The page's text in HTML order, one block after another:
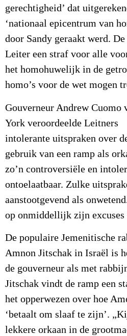
gerechtigheid’ dat
‘nationaal epicentrum van
door Sandy geraakt werd.
Leiter een straf voor alle
het homohuwelijk in de
homo’s voor de wet mogen
Gouverneur Andrew Cuomo
York veroordeelde Leitners
intolerante uitspraken over
gebruik van een ramp als
zo’n controversiële en
ontoelaatbaar. Zulke
aanstootgevend als
op onmiddellijk zijn excuses
De populaire Jemenitische
Amnon Jitschak in Israël is
de gouverneur als met
Jitschak vindt de ramp een
het opperwezen over hoe
‘betaalt om slaaf te zijn’.
lekkere orkaan in de